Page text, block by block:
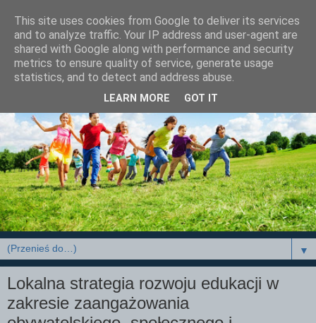
▼
Lokalna strategia rozwoju edukacji w
zakresie zaangażowania
This site uses cookies from Google to deliver its services
and to analyze traffic. Your IP address and user-agent are
shared with Google along with performance and security
metrics to ensure quality of service, generate usage
statistics, and to detect and address abuse.
LEARN MORE GOT IT